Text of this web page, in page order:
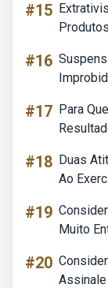
#15
#16
#17 Para
#18 Duas
Ao
#19
Muito
#20